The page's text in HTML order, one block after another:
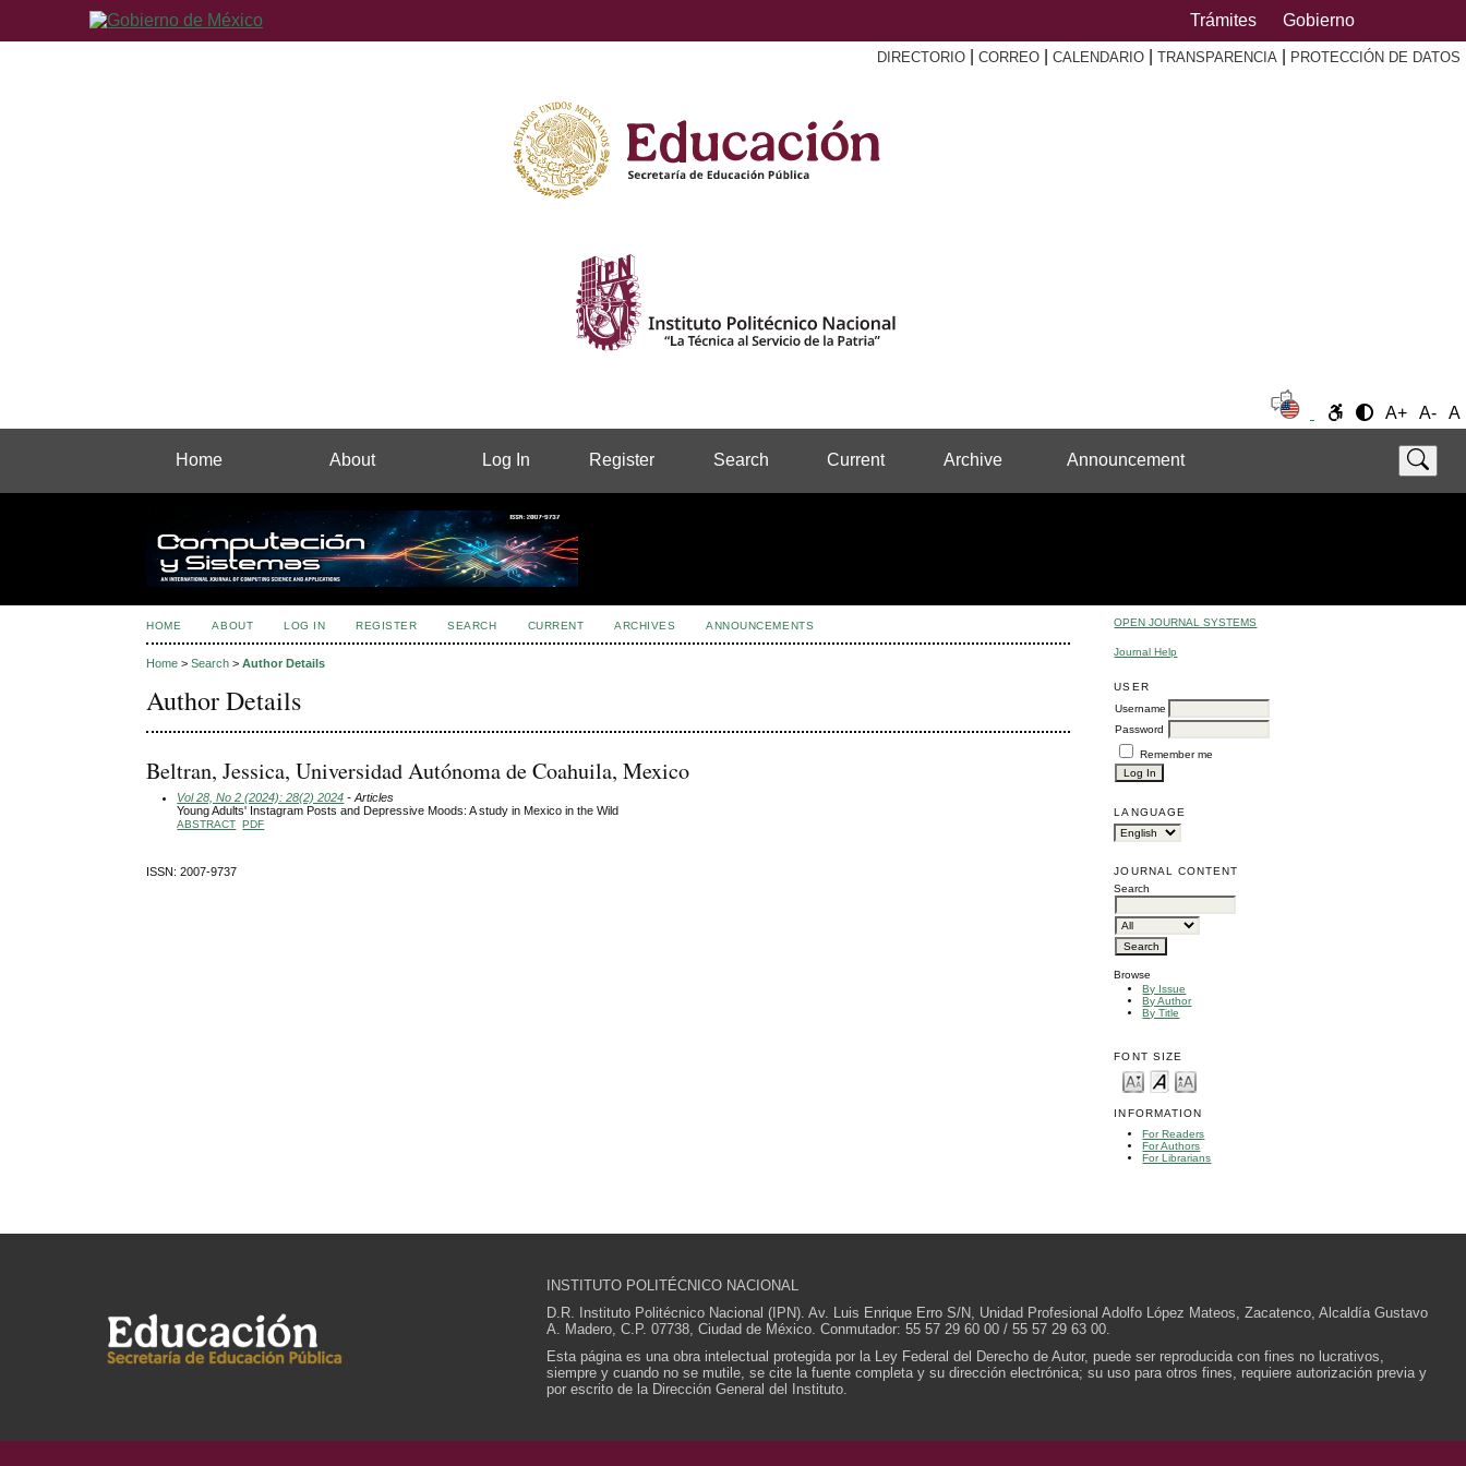
Trámites Gobierno
DIRECTORIO CORREO CALENDARIO TRANSPARENCIA PROTECCIÓN DE DATOS
A+ A- A
Home About Log In Register Search Current Archive Announcement
OPEN JOURNAL SYSTEMS
Journal Help
USER
Username
Password
Remember me
LANGUAGE
JOURNAL CONTENT
Search
Browse
By Issue
By Author
By Title
FONT SIZE
INFORMATION
For Readers
For Authors
For Librarians
HOME ABOUT LOG IN REGISTER SEARCH CURRENT ARCHIVES ANNOUNCEMENTS
Home >Search >Author Details
Author Details
Beltran, Jessica, Universidad Autónoma de Coahuila, Mexico
Vol 28, No 2 (2024): 28(2) 2024 - Articles
Young Adults' Instagram Posts and Depressive Moods: A study in Mexico in the Wild
ABSTRACT PDF
ISSN: 2007-9737
INSTITUTO POLITÉCNICO NACIONAL
D.R. Instituto Politécnico Nacional (IPN). Av. Luis Enrique Erro S/N, Unidad Profesional Adolfo López Mateos, Zacatenco, Alcaldía Gustavo
A. Madero, C.P. 07738, Ciudad de México. Conmutador: 55 57 29 60 00 / 55 57 29 63 00.
Esta página es una obra intelectual protegida por la Ley Federal del Derecho de Autor, puede ser reproducida con fines no lucrativos,
siempre y cuando no se mutile, se cite la fuente completa y su dirección electrónica; su uso para otros fines, requiere autorización previa y
por escrito de la Dirección General del Instituto.